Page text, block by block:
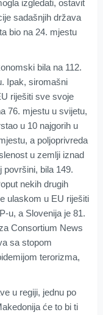
izgledati, ostavit
sadašnjih država
bio na 24. mjestu
bila na 112.
Ipak, siromašni
riješiti sve svoje
76. mjestu u svijetu,
u 10 najgorih u
a poljoprivreda
u zemlji iznad
površini, bila 149.
nekih drugih
ulaskom u EU riješiti
u, a Slovenija je 81.
Consortium News
sa stopom
terorizma,
u regiji, jednu po
će to bi ti